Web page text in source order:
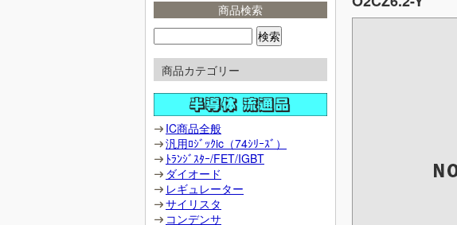
商品検索
商品カテゴリー
IC商品全般
汎用ﾛｼﾞｯｸic（74ｼﾘｰｽﾞ）
ﾄﾗﾝｼﾞｽﾀｰ/FET/IGBT
ダイオード
レギュレーター
サイリスタ
コンデンサ